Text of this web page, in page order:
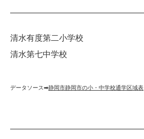
清水有度第二小学校
清水第七中学校
データソース➡︎静岡市静岡市の小・中学校通学区域表